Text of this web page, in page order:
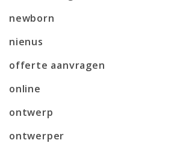
newborn
nienus
offerte aanvragen
online
ontwerp
ontwerper